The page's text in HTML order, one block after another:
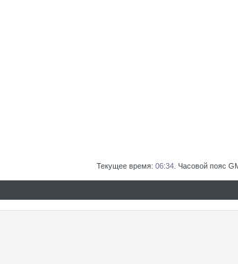
Текущее время: 06:34 . Часовой пояс